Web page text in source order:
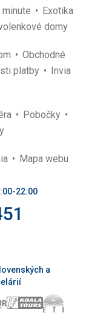
Exotika
domy
Obchodné
platby
Invia
Pobočky
Mapa webu
22:00
a